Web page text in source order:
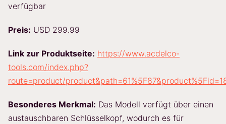
verfügbar
Preis: USD 299.99
Link zur Produktseite: https://www.acdelco-
tools.com/index.php?
route=product/
Besonderes Merkmal: Das Modell verfügt über einen
austauschbaren Schlüsselkopf, wodurch es für